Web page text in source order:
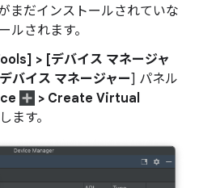
まだインストールされていな
ルされます。
> [デバイス マネージャ
デバイス マネージャー] パネル
> Create Virtual
ます。